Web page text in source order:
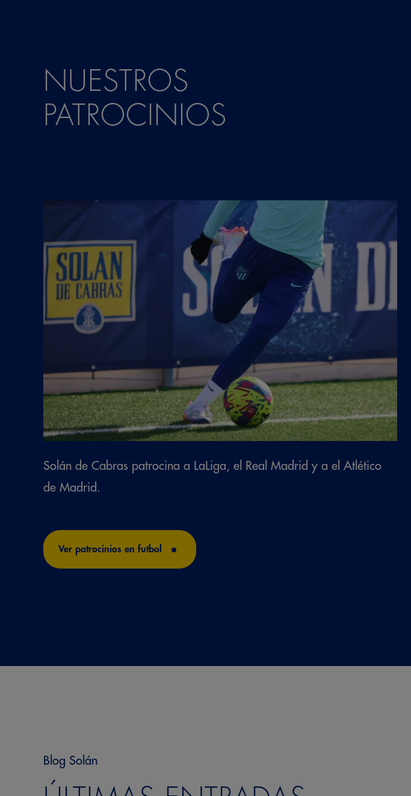
NUESTROS
PATROCINIOS
Solán de Cabras patrocina a LaLiga, el Real Madrid y a el Atlético
de Madrid.
Ver patrocinios en futbol
Blog Solán